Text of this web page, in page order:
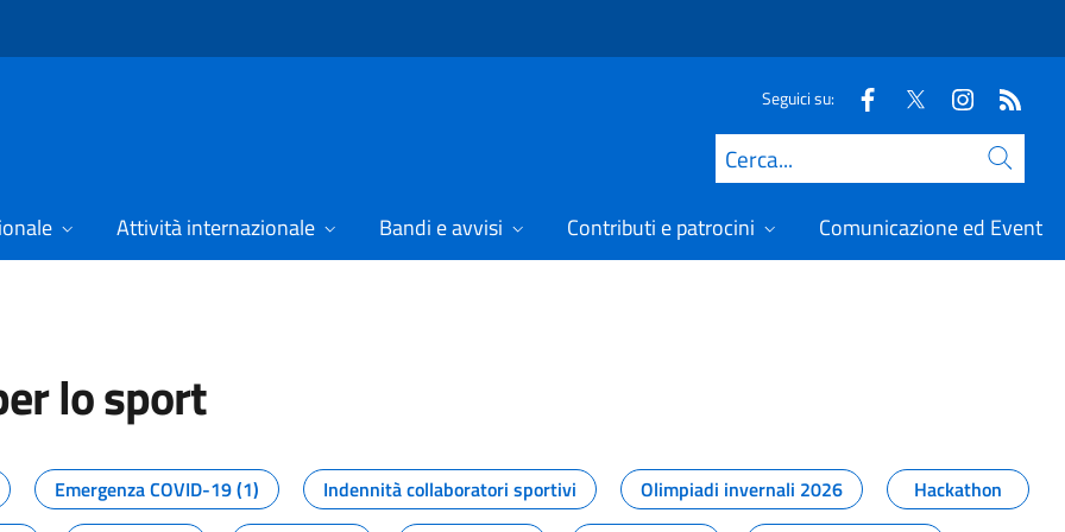
Seguici su:
Cerca
Attività internazionale Bandi e avvisi Contributi e patrocini Comunicazione ed Eventi
lo sport
dal Dipartimento per lo sport
Emergenza COVID-19 (1) Indennità collaboratori sportivi Olimpiadi invernali 2026
Hackathon